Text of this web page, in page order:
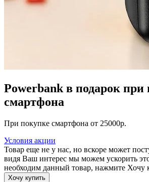
Powerbank в подарок при
смартфона
При покупке смартфона от 25000р.
Условия акции
Товар еще не у нас, но вскоре может
видя Ваш интерес мы можем ускорить
необходим данный товар, нажмите Хочу
Хочу купить